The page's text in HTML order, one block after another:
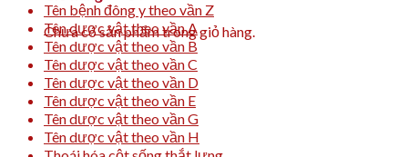
Chưa có sản phẩm trong giỏ hàng.
Tên bệnh đông y theo vần Z
Tên dược vật theo vần A
Tên dược vật theo vần B
Tên dược vật theo vần C
Tên dược vật theo vần D
Tên dược vật theo vần E
Tên dược vật theo vần G
Tên dược vật theo vần H